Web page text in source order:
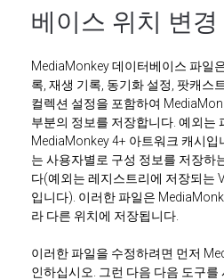
베이스 위치 변경
MediaMonkey 데이터베이스 파일
록, 재생 기록, 동기화 설정, 팟캐스
컬렉션 설정을 포함하여
부분의 정보를 저장합니다. 예외는
MediaMonkey 4+ 아트워크 캐시입
는 사용자별로 구성 정보를 저장하
다(예외는 레지스트리에 저장되는
입니다). 이러한 파일은
라 다른 위치에 저장됩니다.
이러한 파일을 수정하려면 먼저
인하십시오. 그런 다음 다음 도구